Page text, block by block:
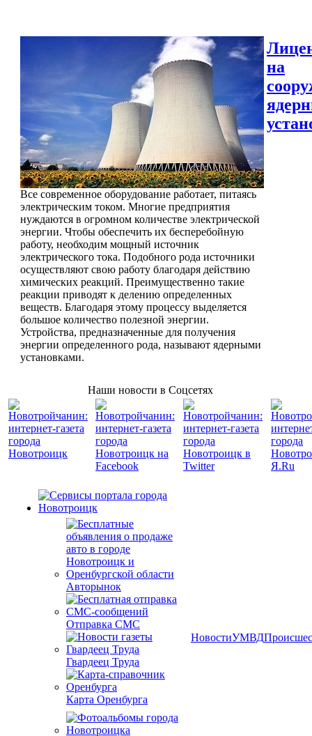
Все современное оборудование работает, питаясь
электрическим током. Многие предприятия
нуждаются в огромном количестве электрической
энергии. Чтобы обеспечить их бесперебойную
работу, необходим мощный источник
электрического тока. Подобного рода источники
осуществляют свою работу благодаря действию
химических реакций. Преимущественно такие
реакции приводят к делению определенных
веществ. Благодаря этому процессу выделяется
большое количество полезной энергии.
Устройства, предназначенные для получения
энергии определенного рода, называют ядерными
установками.
на
Наши новости в Соцсетях
Авторынок
Отправка СМС
Гвардеец Труда
Карта Оренбурга
НовостиУМВД